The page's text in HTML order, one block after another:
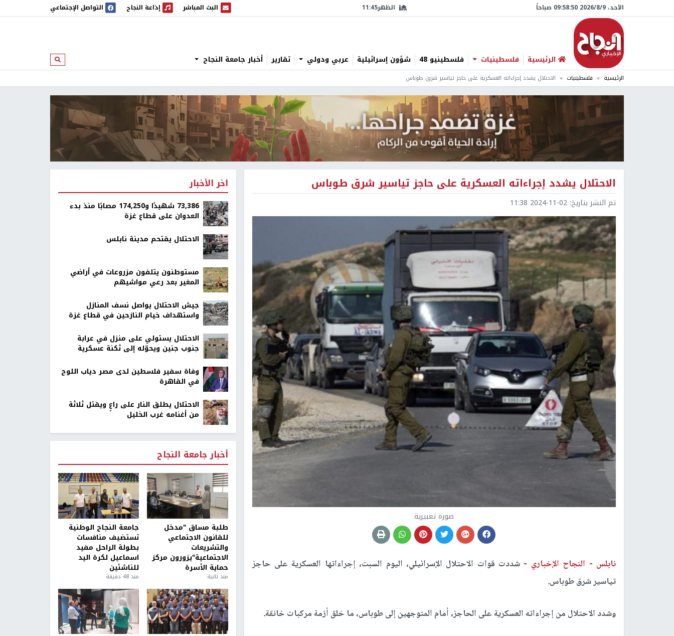
الأحد، 9/‏8/‏2026 09:58:51 صباحاً الظهر11:45 البث المباشر
البث المباشر إذاعة النجاح
إذاعة النجاح التواصل الإجتماعي
الرئيسية فلسطينيات فلسطينيو 48 شؤون إسرائيلية عربي ودولي تقارير أخبار جامعة النجاح ابحث
الرئيسية فلسطينيات الاحتلال يشدد إجراءاته العسكرية على حاجز تياسير شرق طوباس
الاحتلال يشدد إجراءاته العسكرية على حاجز تياسير شرق طوباس
تم النشر بتاريخ: 2024-11-02 11:38
صورة تعبيرية
نابلس - النجاح الإخباري - شددت قوات الاحتلال الإسرائيلي، اليوم السبت، إجراءاتها العسكرية على حاجز
تياسير شرق طوباس.
وشدد الاحتلال من إجراءاته العسكرية على الحاجز، أمام المتوجهين إلى طوباس، ما خلق أزمة مركبات خانقة.
اخر الأخبار
73,386 شهيدًا و174,250 مصابًا منذ بدء
العدوان على قطاع غزة
الاحتلال يقتحم مدينة نابلس
مستوطنون يتلفون مزروعات في أراضي
المغير بعد رعي مواشيهم
جيش الاحتلال يواصل نسف المنازل
واستهداف خيام النازحين في قطاع غزة
الاحتلال يستولي على منزل في عرابة
جنوب جنين ويحوّله إلى ثكنة عسكرية
وفاة سفير فلسطين لدى مصر دياب اللوح
في القاهرة
الاحتلال يطلق النار على راعٍ ويقتل ثلاثة
من أغنامه غرب الخليل
أخبار جامعة النجاح
طلبة مساق "مدخل
للقانون الاجتماعي
والتشريعات
الاجتماعية"يزورون مركز
حماية الأسرة
منذ ثانية
جامعة النجاح الوطنية
تستضيف منافسات
بطولة الراحل مفيد
اسماعيل لكرة اليد
للناشئين
منذ 48 دقيقة